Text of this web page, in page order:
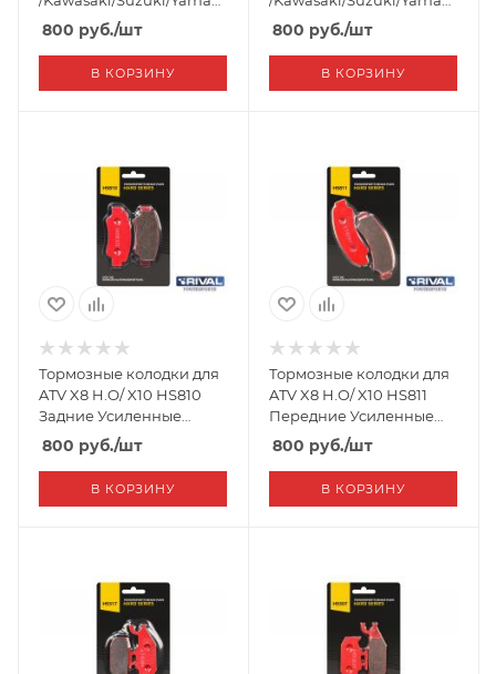
Усиленные (Rival)
800 руб./шт
В КОРЗИНУ
Усиленные (Rival)
800 руб./шт
В КОРЗИНУ
Тормозные колодки для
ATV X8 H.O/ X10 HS810
Задние Усиленные
(Rival)
800 руб./шт
В КОРЗИНУ
Тормозные колодки для
ATV X8 H.O/ X10 HS811
Передние Усиленные
(Rival)
800 руб./шт
В КОРЗИНУ